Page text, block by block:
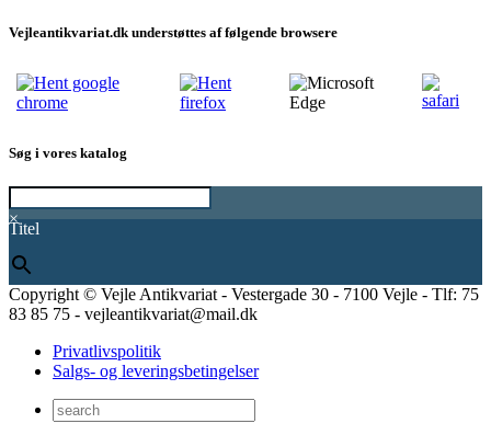
Vejleantikvariat.dk understøttes af følgende browsere
Søg i vores katalog
×
Titel
Copyright © Vejle Antikvariat - Vestergade 30 - 7100 Vejle - Tlf: 75
83 85 75 - vejleantikvariat@mail.dk
Privatlivspolitik
Salgs- og leveringsbetingelser